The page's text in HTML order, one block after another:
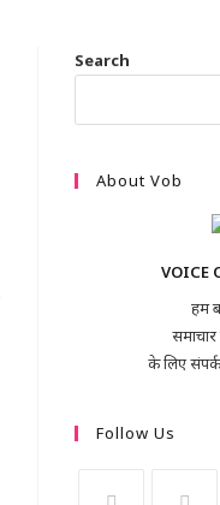
Search
About Vob
VOICE
हम
के लिए
Follow Us